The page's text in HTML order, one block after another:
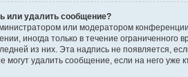
или удалить сообщение?
или модератором
иногда только в течение ограниченного
из них. Эта надпись не появляется,
удалить сообщение, если на него уже